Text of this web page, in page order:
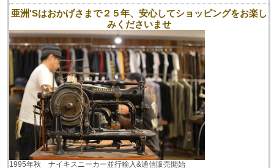
亜洲'Sはおかげさまで２５年、安心してショッピングをお楽し
みくださいませ
1995年秋 ナイキスニーカー並行輸入&通信販売開始